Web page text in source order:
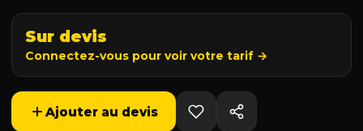
Sur devis
Connectez-vous pour voir votre tarif →
Ajouter au devis